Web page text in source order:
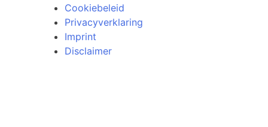
Cookiebeleid
Privacyverklaring
Imprint
Disclaimer